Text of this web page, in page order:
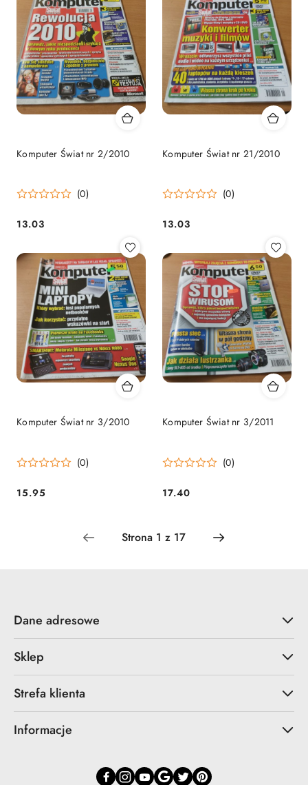
Komputer Świat nr 2/2010
(0)
Cena:
13.03
Komputer Świat nr 21/2010
(0)
Cena:
13.03
Komputer Świat nr 3/2010
(0)
Cena:
15.95
Komputer Świat nr 3/2011
(0)
Cena:
17.40
Dane adresowe
Sklep
Strefa klienta
Informacje